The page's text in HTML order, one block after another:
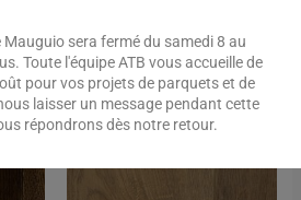
Gadbury
sera fermé du samedi 8 au
Toute l'équipe ATB vous accueille de
pour vos projets de parquets et de
laisser un message pendant cette
répondrons dès notre retour.